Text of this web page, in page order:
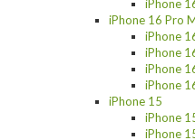
iPhone
iPhone 16 Pro
iPhone
iPhone
iPhone
iPhone
iPhone 15
iPhone
iPhone